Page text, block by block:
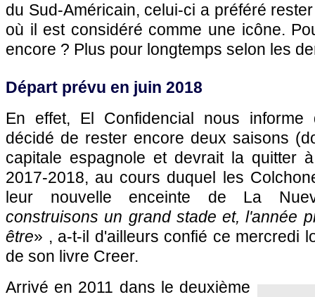
du Sud-Américain, celui-ci a préféré
où il est considéré comme une icône.
encore ? Plus pour longtemps selon les
Départ prévu en juin 2018
En effet, El Confidencial nous informe
décidé de rester encore deux saisons
capitale espagnole et devrait la quitter
2017-2018, au cours duquel les
leur nouvelle enceinte de La
construisons un grand stade et, l'année
être» , a-t-il d'ailleurs confié ce mercredi
de son livre Creer.
Arrivé en 2011 dans le deuxième